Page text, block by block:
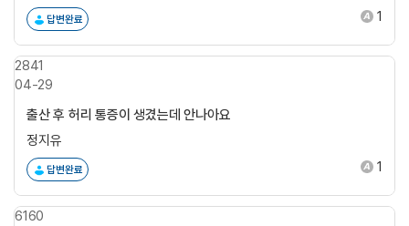
답변완료 1
출산 후 허리 통증이 생겼는데 안나아요
정지유
답변완료 1
2841
04-29
6160